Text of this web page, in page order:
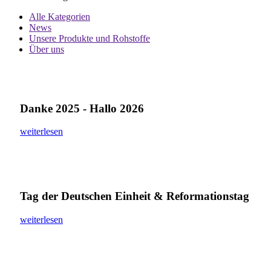
Alle Kategorien
News
Unsere Produkte und Rohstoffe
Über uns
Danke 2025 - Hallo 2026
weiterlesen
Tag der Deutschen Einheit & Reformationstag
weiterlesen